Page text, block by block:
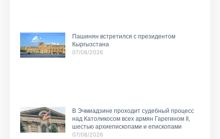
Пашинян встретился с президентом
Кыргызстана
07/08/2026
В Эчмиадзине проходит судебный процесс
над Католикосом всех армян Гарегином II,
шестью архиепископами и епископами
07/08/2026